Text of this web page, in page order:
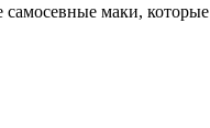
самосевные маки, которые